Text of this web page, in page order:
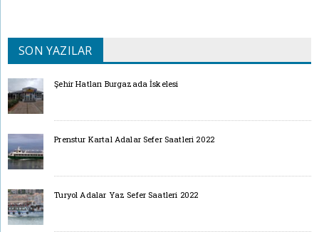
SON YAZILAR
Şehir Hatları Burgazada İskelesi
Prenstur Kartal Adalar Sefer Saatleri 2022
Turyol Adalar Yaz Sefer Saatleri 2022